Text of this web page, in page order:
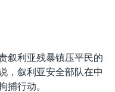
叙利亚残暴镇压平民的
，叙利亚安全部队在中
捕行动。